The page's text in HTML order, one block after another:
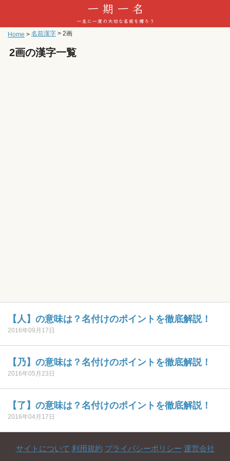
Home > 名前漢字 > 2画
2画の漢字一覧
【人】の意味は？名付けのポイントを徹底解説！
2016年09月17日
【乃】の意味は？名付けのポイントを徹底解説！
2016年05月23日
【了】の意味は？名付けのポイントを徹底解説！
2016年04月17日
サイトについて 利用規約 プライバシーポリシー 運営会社